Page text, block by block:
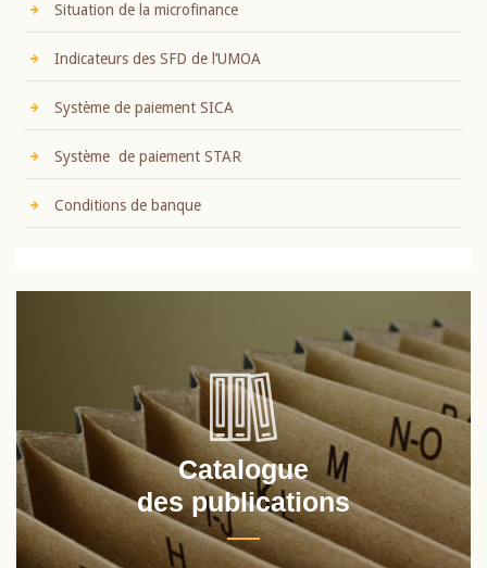
Situation de la microfinance
Indicateurs des SFD de l’UMOA
Système de paiement SICA
Système de paiement STAR
Conditions de banque
Catalogue
des publications